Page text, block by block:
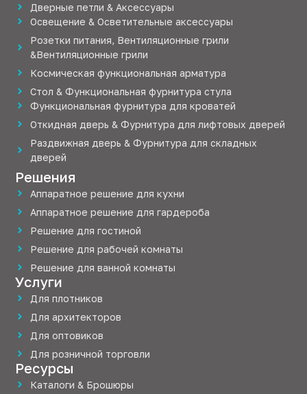
Дверные петли & Аксессуары
Освещение & Осветительные аксессуары
Розетки питания, Вентиляционные грили
&Вентиляционные грили
Космическая функциональная арматура
Стол & Функциональная фурнитура стула
Функциональная фурнитура для кроватей
Откидная дверь & Фурнитура для лифтовых дверей
Раздвижная дверь & Фурнитура для складных
дверей
Решения
Аппаратное решение для кухни
Аппаратное решение для гардероба
Решение для гостиной
Решение для рабочей комнаты
Решение для ванной комнаты
Услуги
Для плотников
Для архитекторов
Для оптовиков
Для розничной торговли
Ресурсы
Каталоги & Брошюры